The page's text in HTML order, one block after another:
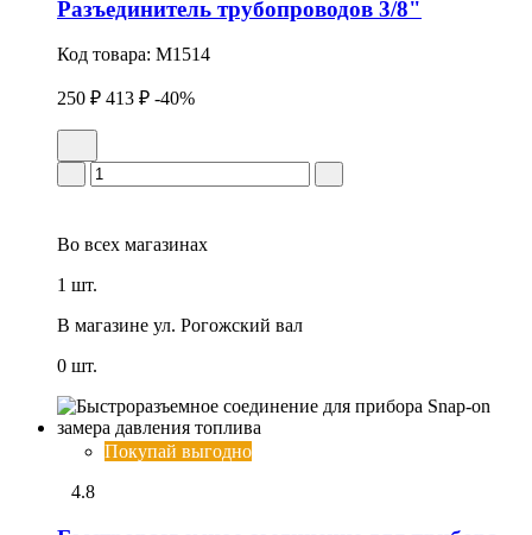
Разъединитель трубопроводов 3/8"
Код товара: M1514
250 ₽ 413 ₽ -40%
Во всех магазинах
1 шт.
В магазине ул. Рогожский вал
0 шт.
Покупай выгодно
4.8